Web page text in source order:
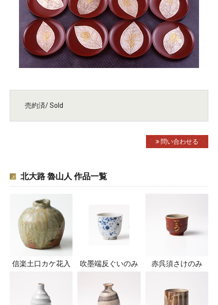
売約済/ Sold
問い合わせる
北大路 魯山人 作品一覧
信楽土口カケ花入 吹墨端反ぐいのみ 赤呉須さけのみ